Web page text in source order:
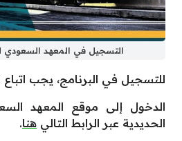
التسجيل في المعهد السعودي
للتسجيل في البرنامج، يجب اتباع
الدخول إلى موقع المعهد
الحديدية عبر الرابط التالي هنا.